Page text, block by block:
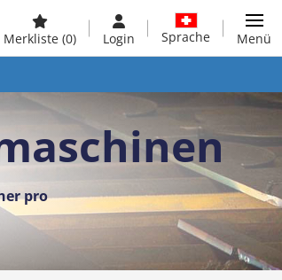
Merkliste (0) Login Sprache Menü
pro